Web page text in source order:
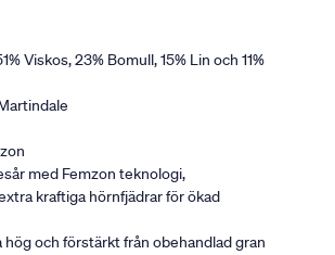
Viskos, 23% Bomull, 15% Lin och 11%
med Femzon teknologi,
kraftiga hörnfjädrar för ökad
hög och förstärkt från obehandlad gran